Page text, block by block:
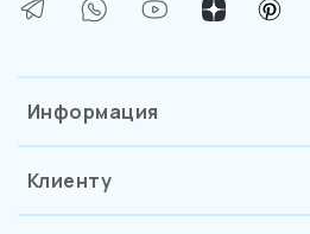
Информация
Клиенту